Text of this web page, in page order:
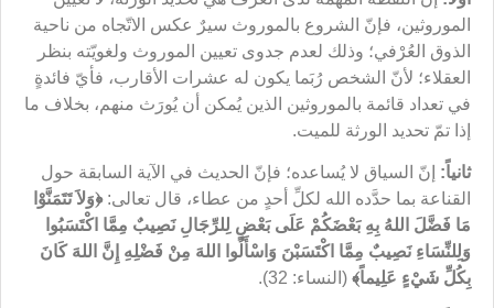
الموروثين، فإنّ الشروع بالموروث سيرٌ عكس الاتّجاه من ناحية
الذوق العُرْفي؛ وذلك لعدم جدوى تعيين الموروث ولغويّته بنظر
العقلاء؛ لأنّ الشخص رُبَما يكون له عشرات الأقارب، فأيّ فائدةٍ
في تعداد قائمة بالموروثين الذين يُمكن أن يُورَث منهم، بخلاف ما
إذا تمّ تحديد الورثة للميت.
ثانياً: إنّ السياق لا يُساعده؛ فإنّ الحديث في الآية السابقة حول
القناعة بما حدَّده الله لكلِّ أحدٍ من عطاء، قال تعالى:﴿وَلاَ تَتَمَنَّوْا
مَا فَضَّلَ اللهُ بِهِ بَعْضَكُمْ عَلَى بَعْضٍ لِلرِّجَالِ نَصِيبٌ مِمَّا اكْتَسَبُوا
وَلِلنِّسَاءِ نَصِيبٌ مِمَّا اكْتَسَبْنَ وَاسْأَلُوا اللهَ مِنْ فَضْلِهِ إِنَّ اللهَ كَانَ
بِكُلِّ شَيْءٍ عَلِيماً﴾ (النساء: 32).